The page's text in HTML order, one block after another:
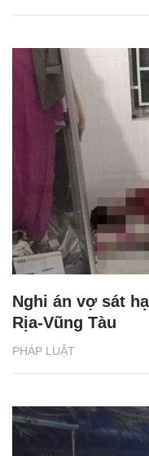
PHÁP LUẬT
Nghi án vợ sát
Rịa-Vũng Tàu